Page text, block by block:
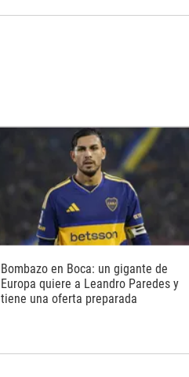
Bombazo en Boca: un gigante de
Europa quiere a Leandro Paredes y
tiene una oferta preparada